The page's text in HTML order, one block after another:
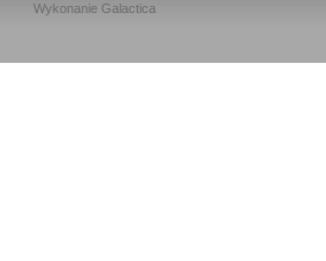
Wykonanie Galactica